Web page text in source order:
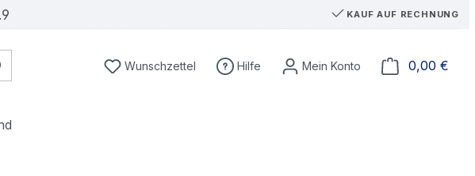
KAUF AUF RECHNUNG
Du hast 0 Produkte auf dem Merkzettel
Wunschzettel Hilfe 0,00 €